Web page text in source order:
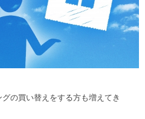
の買い替えをする方も増えてき